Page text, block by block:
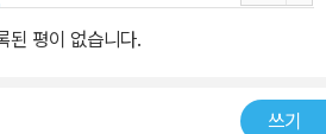
된 평이 없습니다.
쓰기